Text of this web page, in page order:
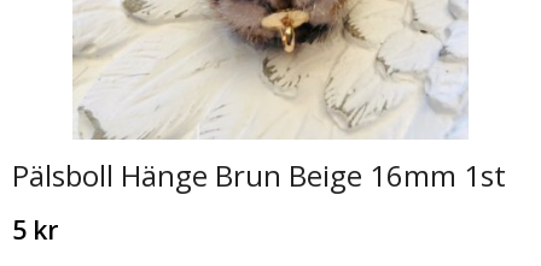
Pälsboll Hänge Brun Beige 16mm 1st
5 kr